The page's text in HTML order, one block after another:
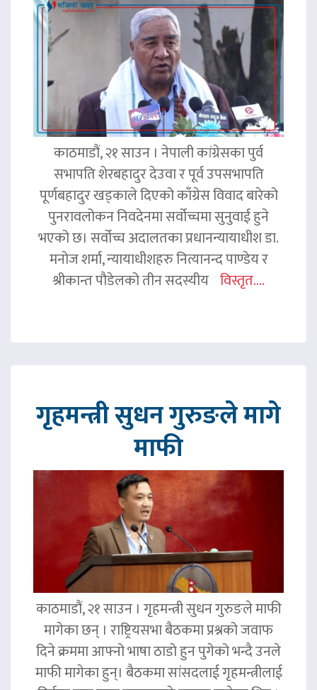
काठमाडौं, २१ साउन । नेपाली कांग्रेसका पुर्व
सभापति शेरबहादुर देउवा र पूर्व उपसभापति
पूर्णबहादुर खड्काले दिएको काँग्रेस विवाद बारेको
पुनरावलोकन निवदेनमा सर्वोच्चमा सुनुवाई हुने
भएको छ। सर्वोच्च अदालतका प्रधानन्यायाधीश डा.
मनोज शर्मा, न्यायाधीशहरु नित्यानन्द पाण्डेय र
श्रीकान्त पौडेलको तीन सदस्यीय विस्तृत....
गृहमन्त्री सुधन गुरुङले मागे
माफी
काठमाडौं, २१ साउन । गृहमन्त्री सुधन गुरुङले माफी
मागेका छन् । राष्ट्रियसभा बैठकमा प्रश्नको जवाफ
दिने क्रममा आफ्नो भाषा ठाडो हुन पुगेको भन्दै उनले
माफी मागेका हुन्। बैठकमा सांसदलाई गृहमन्त्रीलाई